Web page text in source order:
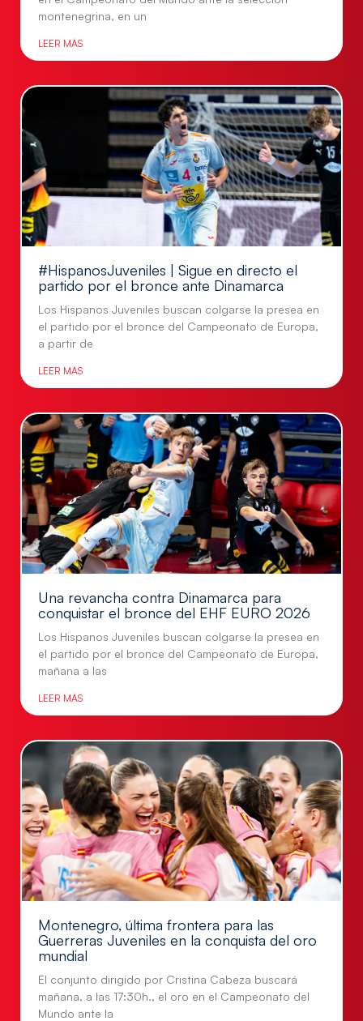
montenegrina, en un
LEER MÁS
#HispanosJuveniles | Sigue en directo el
partido por el bronce ante Dinamarca
Los Hispanos Juveniles buscan colgarse la presea en
el partido por el bronce del Campeonato de Europa,
a partir de
LEER MÁS
Una revancha contra Dinamarca para
conquistar el bronce del EHF EURO 2026
Los Hispanos Juveniles buscan colgarse la presea en
el partido por el bronce del Campeonato de Europa,
mañana a las
LEER MÁS
Montenegro, última frontera para las
Guerreras Juveniles en la conquista del oro
mundial
El conjunto dirigido por Cristina Cabeza buscará
mañana, a las 17:30h., el oro en el Campeonato del
Mundo ante la